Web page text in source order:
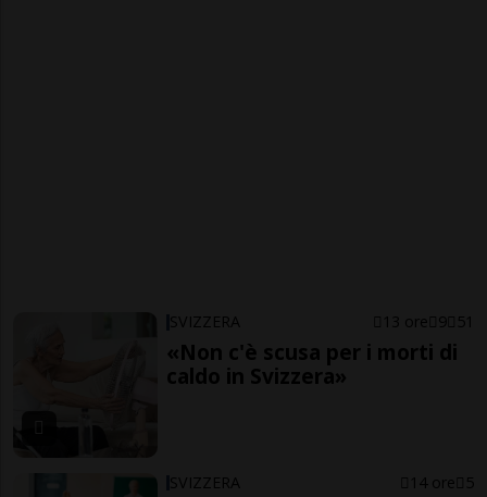
SVIZZERA 13 ore 9 51
«Non c'è scusa per i morti di
caldo in Svizzera»
SVIZZERA 14 ore 5